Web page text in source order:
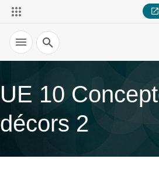
Recherche
UE 10
décors 2